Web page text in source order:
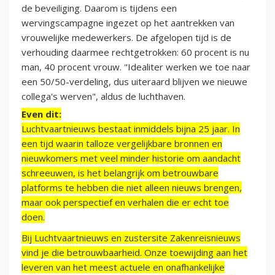
de beveiliging. Daarom is tijdens een
wervingscampagne ingezet op het aantrekken van
vrouwelijke medewerkers. De afgelopen tijd is de
verhouding daarmee rechtgetrokken: 60 procent is nu
man, 40 procent vrouw. "Idealiter werken we toe naar
een 50/50-verdeling, dus uiteraard blijven we nieuwe
collega's werven", aldus de luchthaven.
Even dit:
Luchtvaartnieuws bestaat inmiddels bijna 25 jaar. In
een tijd waarin talloze vergelijkbare bronnen en
nieuwkomers met veel minder historie om aandacht
schreeuwen, is het belangrijk om betrouwbare
platforms te hebben die niet alleen nieuws brengen,
maar ook perspectief en verhalen die er echt toe
doen.
Bij Luchtvaartnieuws en zustersite Zakenreisnieuws
vind je die betrouwbaarheid. Onze toewijding aan het
leveren van het meest actuele en onafhankelijke